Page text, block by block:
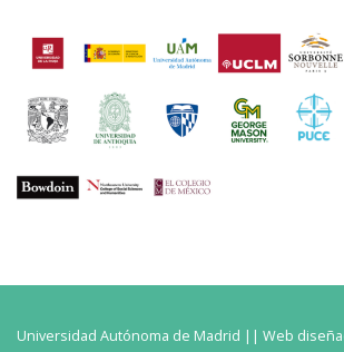
Universidad Autónoma de Madrid || Web